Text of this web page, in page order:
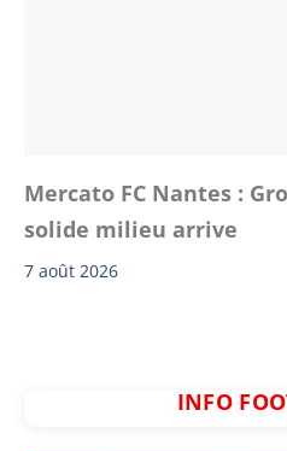
Mercato FC Nantes :
solide milieu arrive
7 août 2026
INFO